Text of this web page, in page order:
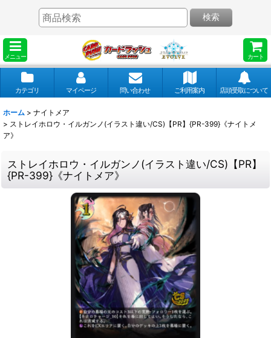
メニュー カート
検索
カテゴリ マイページ 問い合わせ ご利用案内 店頭受取について
ホーム > ナイトメア
> ストレイホロウ・イルガンノ(イラスト違い/CS)【PR】{PR-399}《ナイトメ
ア》
ストレイホロウ・イルガンノ(イラスト違い/CS)【PR】
{PR-399}《ナイトメア》